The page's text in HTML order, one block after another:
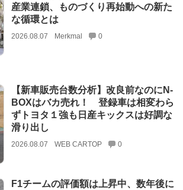
産業連鎖、ものづくり再始動への新た
な循環とは
2026.08.07 Merkmal 0
【新車販売台数分析】改良前なのにN-
BOXはバカ売れ！ 登録車は相変わら
ずトヨタ１強も日産キックスは好調な
滑り出し
2026.08.07 WEB CARTOP 0
F1チームの評価額は上昇中、数年後に